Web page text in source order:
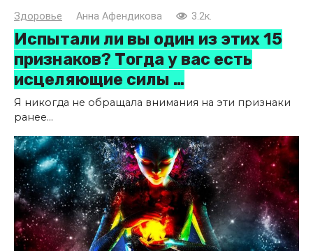
Здоровье Анна Афендикова 3.2к.
Испытали ли вы один из этих 15
признаков? Тогда у вас есть
исцеляющие силы …
Я никогда не обращала внимания на эти признаки
ранее...